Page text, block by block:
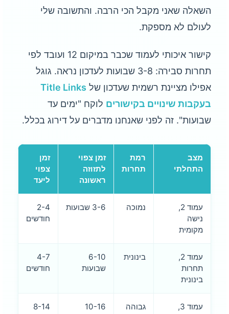
השאלה שאני מקבל הכי הרבה. והתשובה שלי
לעולם לא מספקת.
קישור איכותי לעמוד שכבר במיקום 12 ועובד לפי
תחרות סבירה: 3-8 שבועות לעדכון נראה. גוגל
אפילו מציינת רשמית שעדכון של Title Links
בעקבות שינויים בקישורים לוקח "ימים עד
שבועות". זה לפני שאנחנו מדברים על דירוג בכלל.
מצב
התחלתי
רמת
תחרות
זמן צפוי
לתזוזה
ראשונה
זמן
צפוי
ליעד
עמוד 2,
נישה
מקומית
נמוכה 3-6 שבועות
2-4
חודשים
עמוד 2,
תחרות
בינונית
בינונית
6-10
שבועות
4-7
חודשים
עמוד 3,
גבוהה
10-16
8-14